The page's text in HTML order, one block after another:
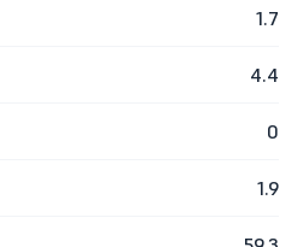
1.7
4.4
0
1.9